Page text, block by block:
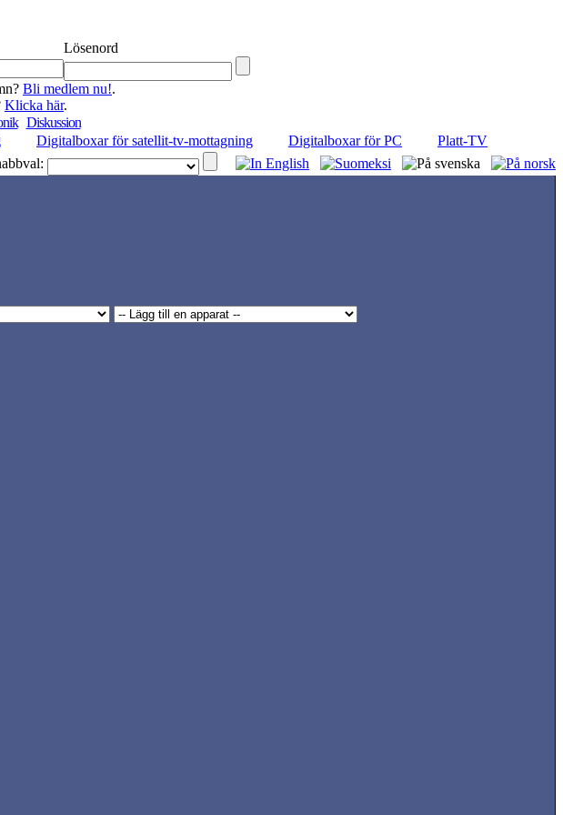
Lösenord
Bli medlem nu!.
Klicka här.
Diskussion
Digitalboxar för satellit-tv-mottagning Digitalboxar för PC
Platt-TV